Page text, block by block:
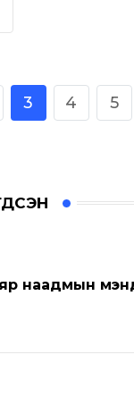
3 4 5
наадмын мэнд